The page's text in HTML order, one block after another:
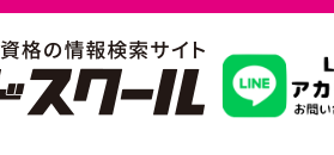
習いたいこ